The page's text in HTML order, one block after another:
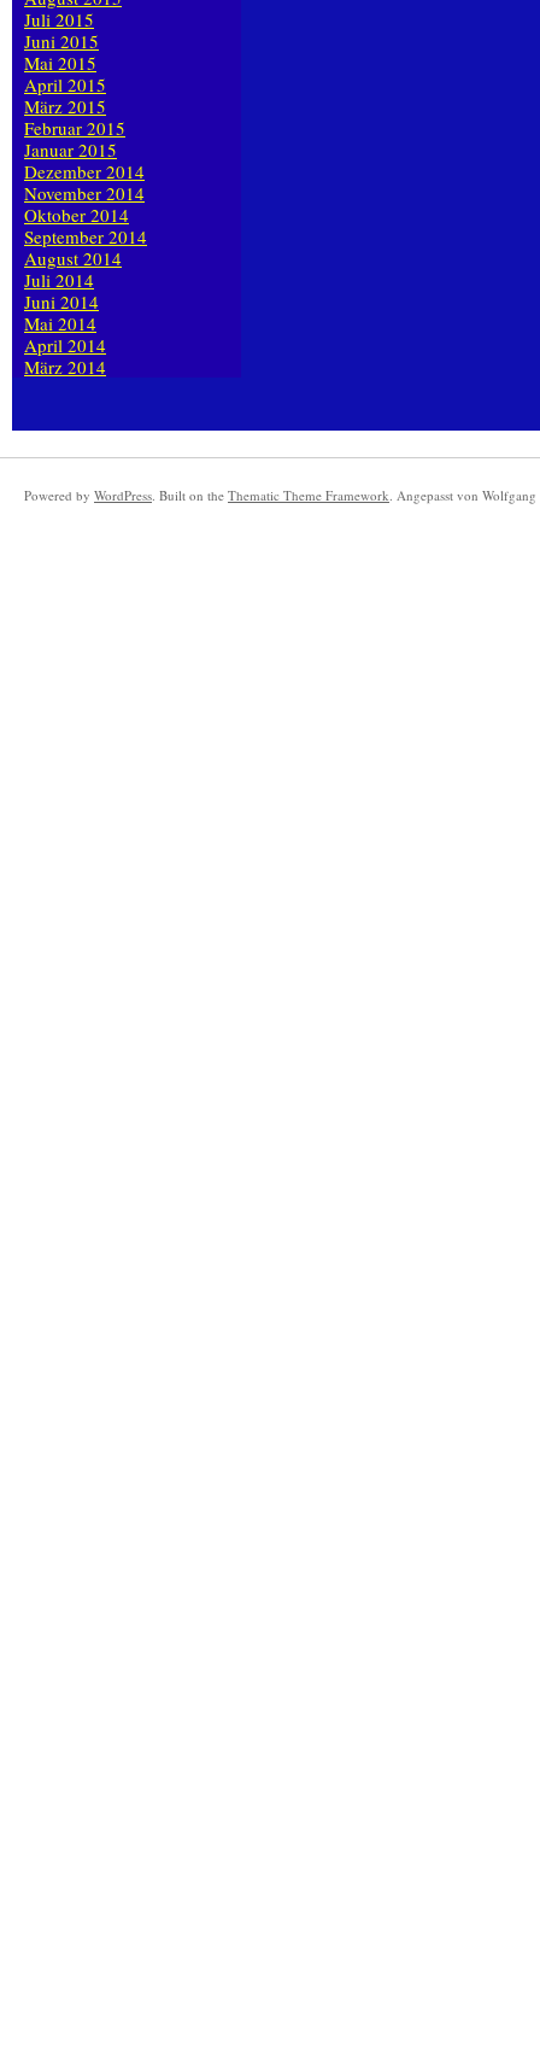
Juli 2015
Juni 2015
Mai 2015
April 2015
März 2015
Februar 2015
Januar 2015
Dezember 2014
November 2014
Oktober 2014
September 2014
August 2014
Juli 2014
Juni 2014
Mai 2014
April 2014
März 2014
Powered by WordPress. Built on the Thematic Theme Framework. Angepasst von